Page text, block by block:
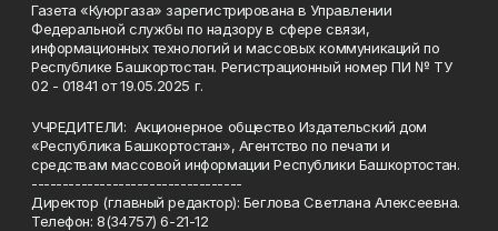
Газета «Куюргаза» зарегистрирована в Управлении
Федеральной службы по надзору в сфере связи,
информационных технологий и массовых коммуникаций по
Республике Башкортостан. Регистрационный номер ПИ № ТУ
02 - 01841 от 19.05.2025 г.
УЧРЕДИТЕЛИ: Акционерное общество Издательский дом
«Республика Башкортостан», Агентство по печати и
средствам массовой информации Республики Башкортостан.
----------------------------------
Директор (главный редактор): Беглова Светлана Алексеевна.
Телефон: 8(34757) 6-21-12